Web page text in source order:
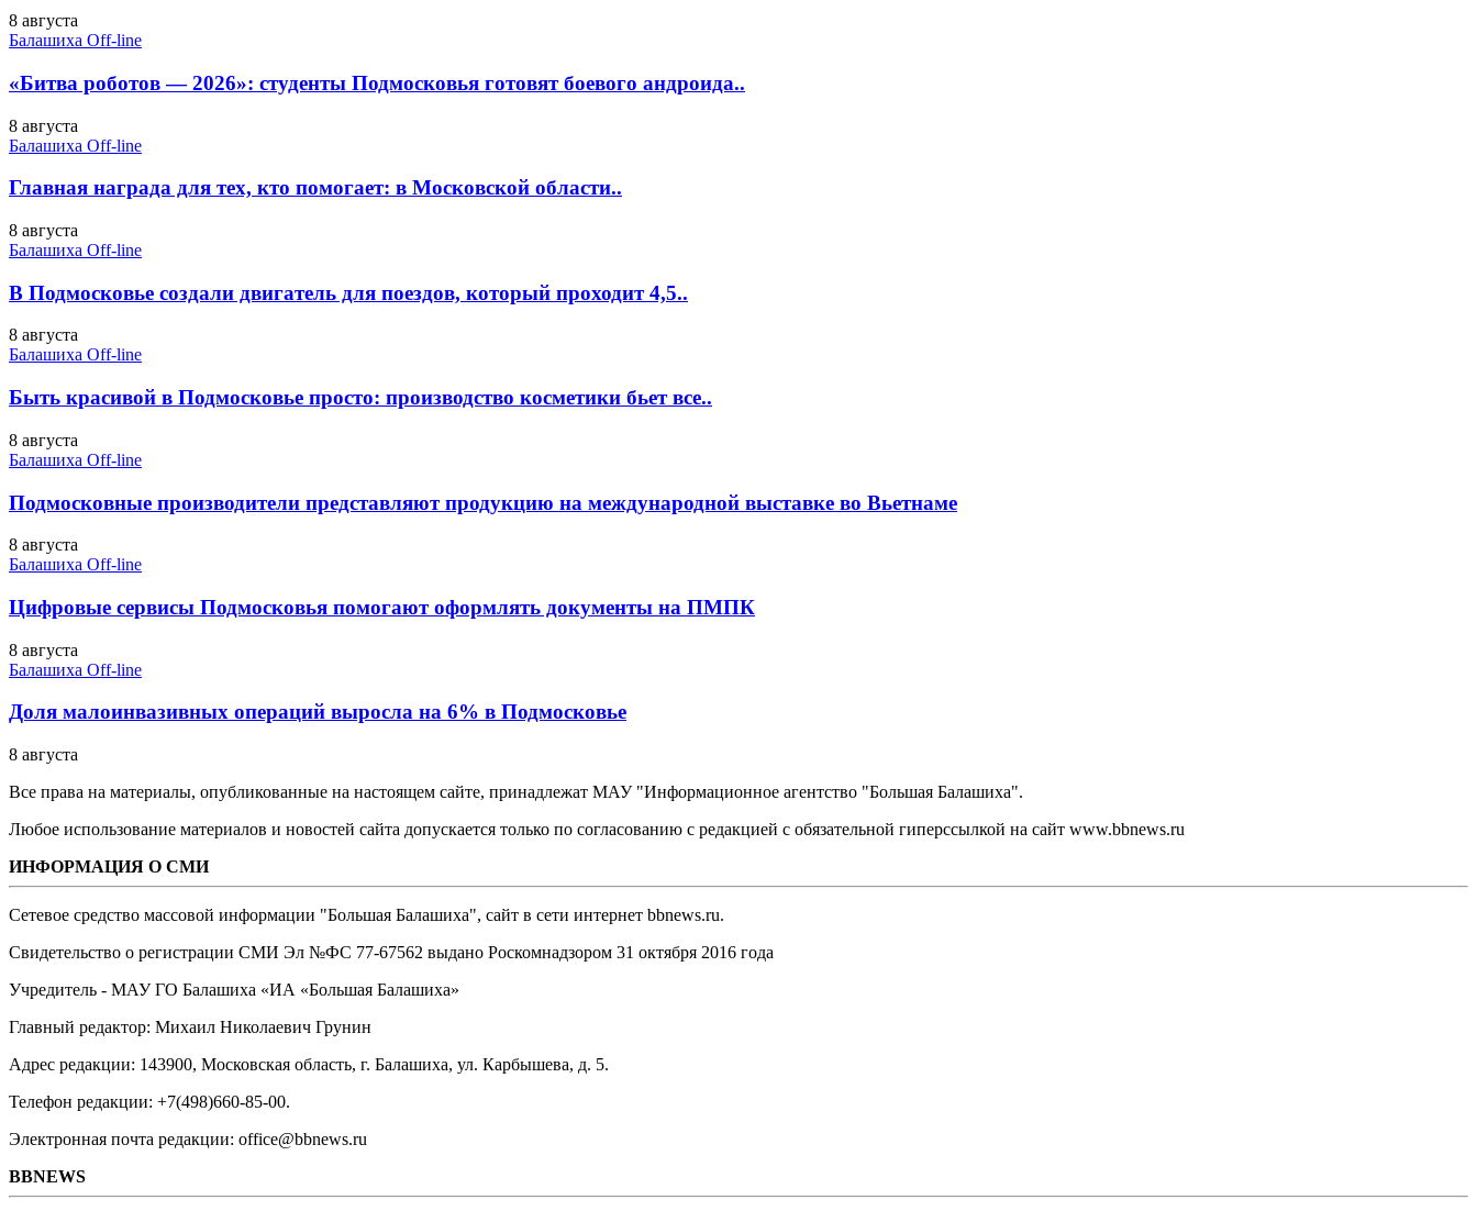
8 августа
Балашиха Off-line
«Битва роботов — 2026»: студенты Подмосковья готовят боевого андроида..
8 августа
Балашиха Off-line
Главная награда для тех, кто помогает: в Московской области..
8 августа
Балашиха Off-line
В Подмосковье создали двигатель для поездов, который проходит 4,5..
8 августа
Балашиха Off-line
Быть красивой в Подмосковье просто: производство косметики бьет все..
8 августа
Балашиха Off-line
Подмосковные производители представляют продукцию на международной выставке во Вьетнаме
8 августа
Балашиха Off-line
Цифровые сервисы Подмосковья помогают оформлять документы на ПМПК
8 августа
Балашиха Off-line
Доля малоинвазивных операций выросла на 6% в Подмосковье
8 августа
Все права на материалы, опубликованные на настоящем сайте, принадлежат МАУ "Информационное агентство "Большая Балашиха".
Любое использование материалов и новостей сайта допускается только по согласованию с редакцией с обязательной гиперссылкой на сайт www.bbnews.ru
ИНФОРМАЦИЯ О СМИ
Сетевое средство массовой информации "Большая Балашиха", сайт в сети интернет bbnews.ru.
Свидетельство о регистрации СМИ Эл №ФС ‎77-67562 выдано Роскомнадзором 31 октября 2016 года
Учредитель - МАУ ГО Балашиха «ИА «Большая Балашиха»
Главный редактор: Михаил Николаевич Грунин
Адрес редакции: 143900, Московская область, г. Балашиха, ул. Карбышева, д. 5.
Телефон редакции: +7(498)660-85-00.
Электронная почта редакции: office@bbnews.ru
BBNEWS